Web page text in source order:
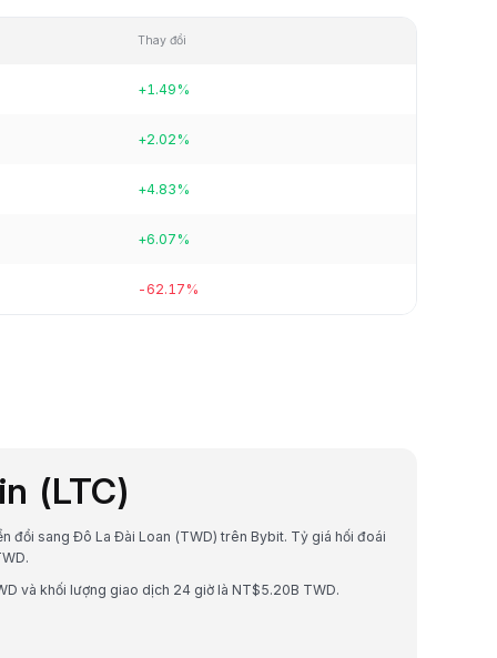
Thay đổi
+1.49%
+2.02%
+4.83%
+6.07%
-62.17%
(LTC)
đổi sang Đô La Đài Loan (TWD) trên Bybit. Tỷ giá hối đoái
và khối lượng giao dịch 24 giờ là NT$5.20B TWD.